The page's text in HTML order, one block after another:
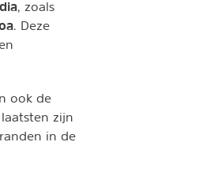
, zoals
. Deze
ook de
zijn
in de